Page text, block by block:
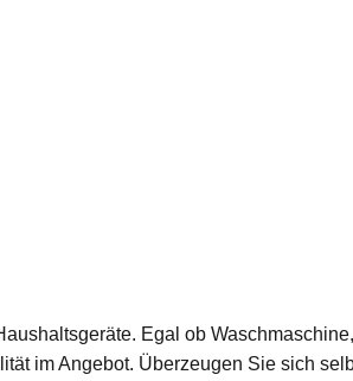
Egal ob
im Angebot. Überzeugen Sie sich